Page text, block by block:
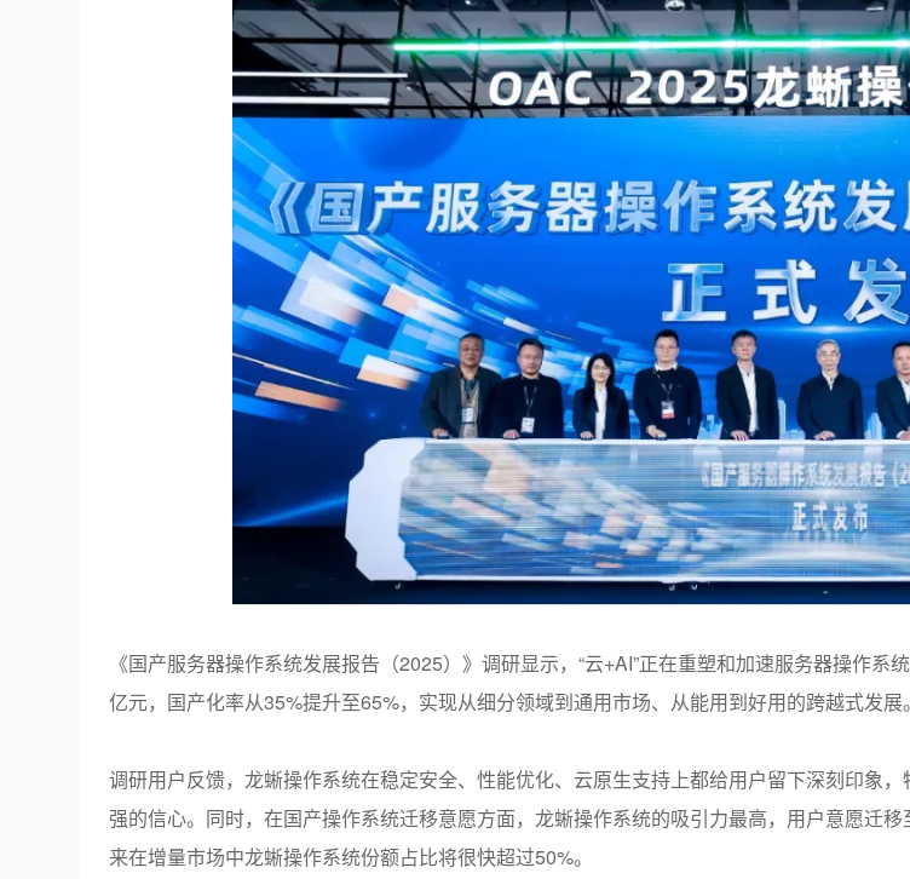
《国产服务器操作系统发展报告（2025）》调研显示，“云+AI”正在重塑和加速服务器操作系
亿元，国产化率从35%提升至65%，实现从细分领域到通用市场、从能用到好用的跨越式发展。
调研用户反馈，龙蜥操作系统在稳定安全、性能优化、云原生支持上都给用户留下深刻印象，
强的信心。同时，在国产操作系统迁移意愿方面，龙蜥操作系统的吸引力最高，用户意愿迁
来在增量市场中龙蜥操作系统份额占比将很快超过50%。